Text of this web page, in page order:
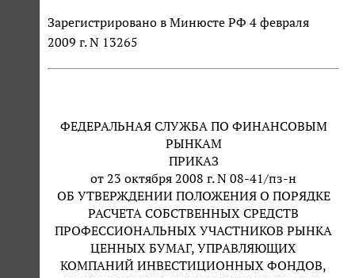
Зарегистрировано в Минюсте РФ 4 февраля
2009 г. N 13265
ФЕДЕРАЛЬНАЯ СЛУЖБА ПО ФИНАНСОВЫМ
РЫНКАМ
ПРИКАЗ
от 23 октября 2008 г. N 08-41/пз-н
ОБ УТВЕРЖДЕНИИ ПОЛОЖЕНИЯ О ПОРЯДКЕ
РАСЧЕТА СОБСТВЕННЫХ СРЕДСТВ
ПРОФЕССИОНАЛЬНЫХ УЧАСТНИКОВ РЫНКА
ЦЕННЫХ БУМАГ, УПРАВЛЯЮЩИХ
КОМПАНИЙ ИНВЕСТИЦИОННЫХ ФОНДОВ,